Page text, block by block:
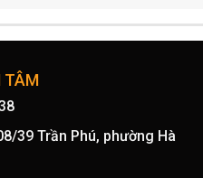
TÂM
39 Trần Phú, phường Hà